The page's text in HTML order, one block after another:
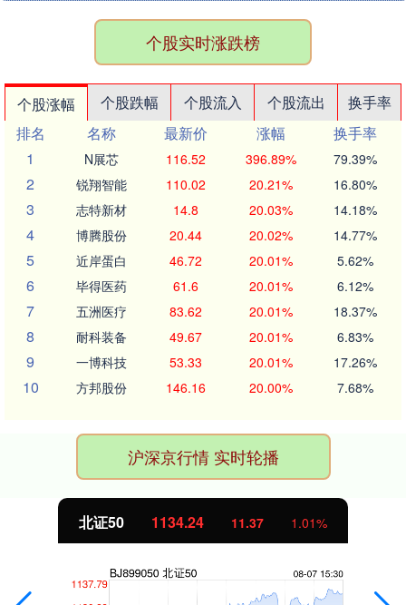
个股实时涨跌榜
个股涨幅 个股跌幅 个股流入 个股流出
换手率
排名
名称 最新价 涨幅
换手率
1
N展芯 116.52 396.89% 79.39%
2 锐翔智能 110.02 20.21% 16.80%
3 志特新材 14.8 20.03% 14.18%
4 博腾股份 20.44 20.02% 14.77%
5 近岸蛋白 46.72 20.01% 5.62%
6 毕得医药 61.6 20.01% 6.12%
7 五洲医疗 83.62 20.01% 18.37%
8 耐科装备 49.67 20.01% 6.83%
9 一博科技 53.33 20.01% 17.26%
10 方邦股份 146.16 20.00% 7.68%
沪深京行情 实时轮播
北证50 1134.24 11.37 1.01%